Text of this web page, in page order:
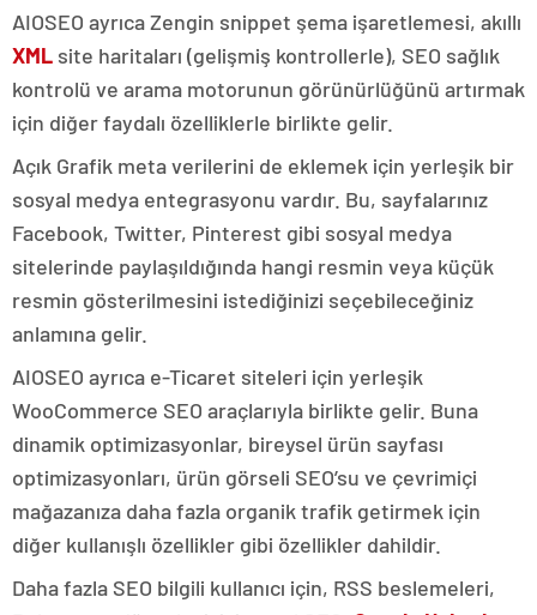
AIOSEO ayrıca Zengin snippet şema işaretlemesi, akıllı
XML site haritaları (gelişmiş kontrollerle), SEO sağlık
kontrolü ve arama motorunun görünürlüğünü artırmak
için diğer faydalı özelliklerle birlikte gelir.
Açık Grafik meta verilerini de eklemek için yerleşik bir
sosyal medya entegrasyonu vardır. Bu, sayfalarınız
Facebook, Twitter, Pinterest gibi sosyal medya
sitelerinde paylaşıldığında hangi resmin veya küçük
resmin gösterilmesini istediğinizi seçebileceğiniz
anlamına gelir.
AIOSEO ayrıca e-Ticaret siteleri için yerleşik
WooCommerce SEO araçlarıyla birlikte gelir. Buna
dinamik optimizasyonlar, bireysel ürün sayfası
optimizasyonları, ürün görseli SEO’su ve çevrimiçi
mağazanıza daha fazla organik trafik getirmek için
diğer kullanışlı özellikler gibi özellikler dahildir.
Daha fazla SEO bilgili kullanıcı için, RSS beslemeleri,